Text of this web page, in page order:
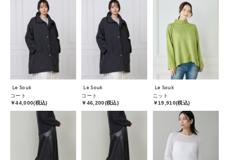
Le Souk
コート
￥44,000(税込)
Le Souk
コート
￥46,200(税込)
Le Souk
ニット
￥19,910(税込)